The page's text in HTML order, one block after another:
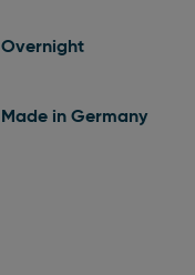
Overnight
Made in Germany